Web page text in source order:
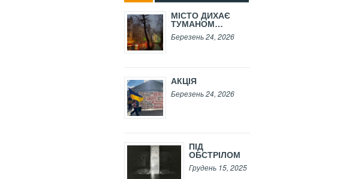
МІСТО ДИХАЄ
ТУМАНОМ…
Березень 24, 2026
АКЦІЯ
Березень 24, 2026
ПІД
ОБСТРІЛОМ
Грудень 15, 2025